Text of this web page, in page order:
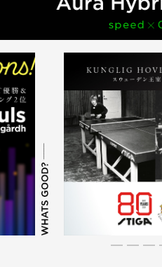
－ バッグ・ケース
－ MAINTENANCE
－ and More
－ その他
Pickleball
ピックルボール商品一覧
MAIL FORM
お問い合わせ